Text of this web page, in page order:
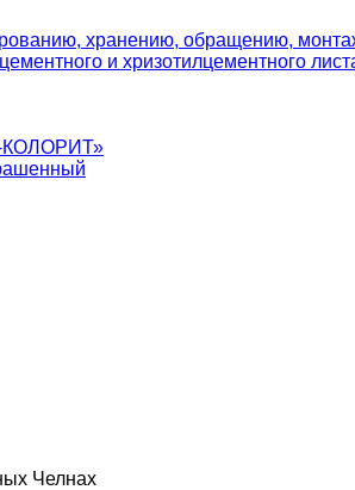
хранению, обращению,
и хризотилцементного
КОЛОРИТ»
Челнах